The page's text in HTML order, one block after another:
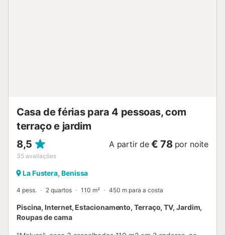
...
Casa de férias para 4 pessoas, com
terraço e jardim
8,5
35 avaliações
A partir de € 78 por noite
La Fustera, Benissa
4 pess. 2 quartos 110 m² 450 m para a costa
Piscina, Internet, Estacionamento, Terraço, TV, Jardim,
Roupas de cama